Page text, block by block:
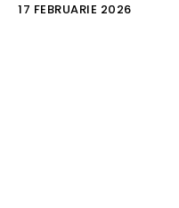
17 FEBRUARIE 2026